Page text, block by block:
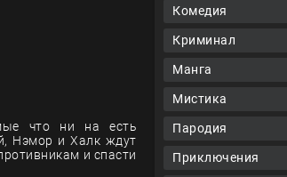
Комедия
Криминал
Манга
Мистика
Пародия
Приключения
что ни на есть
Нэмор и Халк ждут
и спасти